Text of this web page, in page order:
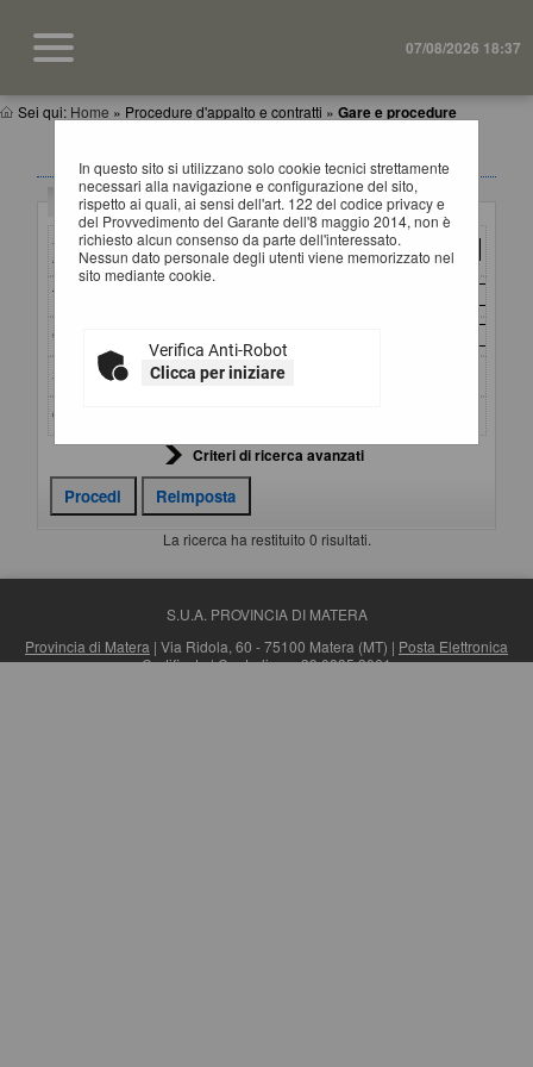
07/08/2026 18:37
Sei qui: Home » Procedure d'appalto e contratti » Gare e procedure
In questo sito si utilizzano solo cookie tecnici strettamente
necessari alla navigazione e configurazione del sito,
rispetto ai quali, ai sensi dell'art. 122 del codice privacy e
del Provvedimento del Garante dell'8 maggio 2014, non è
richiesto alcun consenso da parte dell'interessato.
Nessun dato personale degli utenti viene memorizzato nel
sito mediante cookie.
Verifica Anti-Robot
Clicca per iniziare
GARE E PROCEDURE
Criteri di ricerca
Stazione
appaltante :
Titolo :
CIG :
Stato :
Ordina per :
Criteri di ricerca avanzati
La ricerca ha restituito 0 risultati.
S.U.A. PROVINCIA DI MATERA
Provincia di Matera | Via Ridola, 60 - 75100 Matera (MT) | Posta Elettronica
Certificata| Centralino: +39 0835 3061